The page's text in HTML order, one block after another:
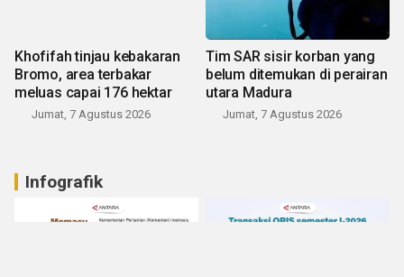
Khofifah tinjau kebakaran
Bromo, area terbakar
meluas capai 176 hektar
Jumat, 7 Agustus 2026
Tim SAR sisir korban yang
belum ditemukan di perairan
utara Madura
Jumat, 7 Agustus 2026
Infografik